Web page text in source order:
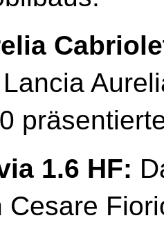
1.6 HF:
Cesare